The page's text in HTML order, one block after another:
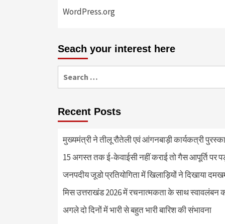
WordPress.org
Seach your interest here
for:
Recent Posts
मुख्यमंत्री ने तीलू रौतेली एवं आंगनबाड़ी कार्यकत्री
15 अगस्त तक ई-केवाईसी नहीं कराई तो गैस आपूर्ति पर
जनपदीय जूडो प्रतियोगिता में खिलाड़ियों ने दिखाया
मिस उत्तराखंड 2026 में रचनात्मकता के साथ स्वावलंबन
अगले दो दिनों में भारी से बहुत भारी बारिश की संभावना